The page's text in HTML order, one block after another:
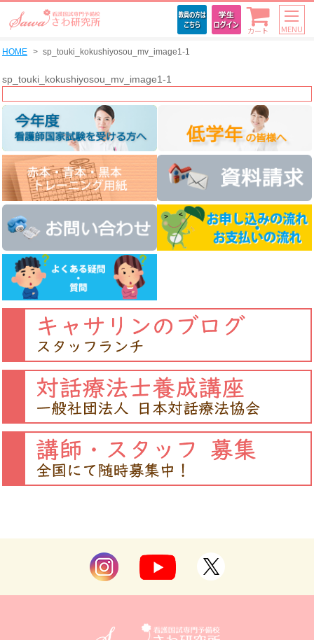
カート MENU
HOME sp_touki_kokushiyosou_mv_image1-1
sp_touki_kokushiyosou_mv_image1-1